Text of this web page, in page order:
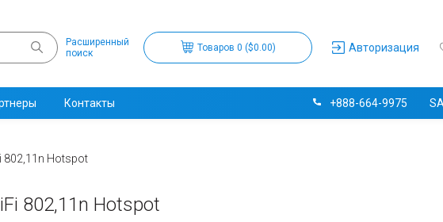
Авторизация
Товаров 0 ($0.00)
Расширенный
поиск
+888-664-9975
Контакты
802,11n Hotspot
802,11n Hotspot